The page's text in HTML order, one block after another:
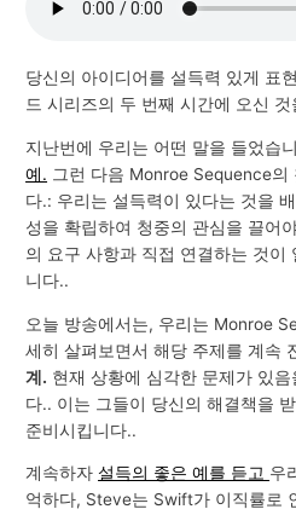
당신의 아이디어를 설득력 있게 표
드 시리즈의 두 번째 시간에 오신
지난번에 우리는 어떤 말을 들었습
예. 그런 다음 Monroe Sequence의
다.: 우리는 설득력이 있다는 것을
성을 확립하여 청중의 관심을 끌어
의 요구 사항과 직접 연결하는 것이
니다..
오늘 방송에서는, 우리는 Monroe
세히 살펴보면서 해당 주제를 계속
계. 현재 상황에 심각한 문제가 있
다.. 이는 그들이 당신의 해결책을
준비시킵니다..
계속하자설득의 좋은 예를 듣고 우
억하다, Steve는 Swift가 이직률로